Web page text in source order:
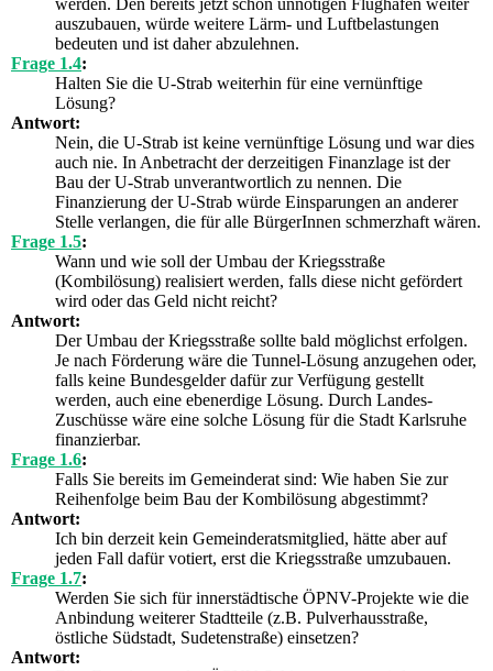
auszubauen, würde weitere Lärm- und Luftbelastungen
bedeuten und ist daher abzulehnen.
Frage 1.4:
Halten Sie die U-Strab weiterhin für eine vernünftige
Lösung?
Antwort:
Nein, die U-Strab ist keine vernünftige Lösung und war dies
auch nie. In Anbetracht der derzeitigen Finanzlage ist der
Bau der U-Strab unverantwortlich zu nennen. Die
Finanzierung der U-Strab würde Einsparungen an anderer
Stelle verlangen, die für alle BürgerInnen schmerzhaft wären.
Frage 1.5:
Wann und wie soll der Umbau der Kriegsstraße
(Kombilösung) realisiert werden, falls diese nicht gefördert
wird oder das Geld nicht reicht?
Antwort:
Der Umbau der Kriegsstraße sollte bald möglichst erfolgen.
Je nach Förderung wäre die Tunnel-Lösung anzugehen oder,
falls keine Bundesgelder dafür zur Verfügung gestellt
werden, auch eine ebenerdige Lösung. Durch Landes-
Zuschüsse wäre eine solche Lösung für die Stadt Karlsruhe
finanzierbar.
Frage 1.6:
Falls Sie bereits im Gemeinderat sind: Wie haben Sie zur
Reihenfolge beim Bau der Kombilösung abgestimmt?
Antwort:
Ich bin derzeit kein Gemeinderatsmitglied, hätte aber auf
jeden Fall dafür votiert, erst die Kriegsstraße umzubauen.
Frage 1.7:
Werden Sie sich für innerstädtische ÖPNV-Projekte wie die
Anbindung weiterer Stadtteile (z.B. Pulverhausstraße,
östliche Südstadt, Sudetenstraße) einsetzen?
Antwort: